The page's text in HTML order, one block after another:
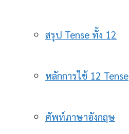
สรุป Tense ทั้ง 12
หลักการใช้ 12 Tense
ศัพท์ภาษาอังกฤษ